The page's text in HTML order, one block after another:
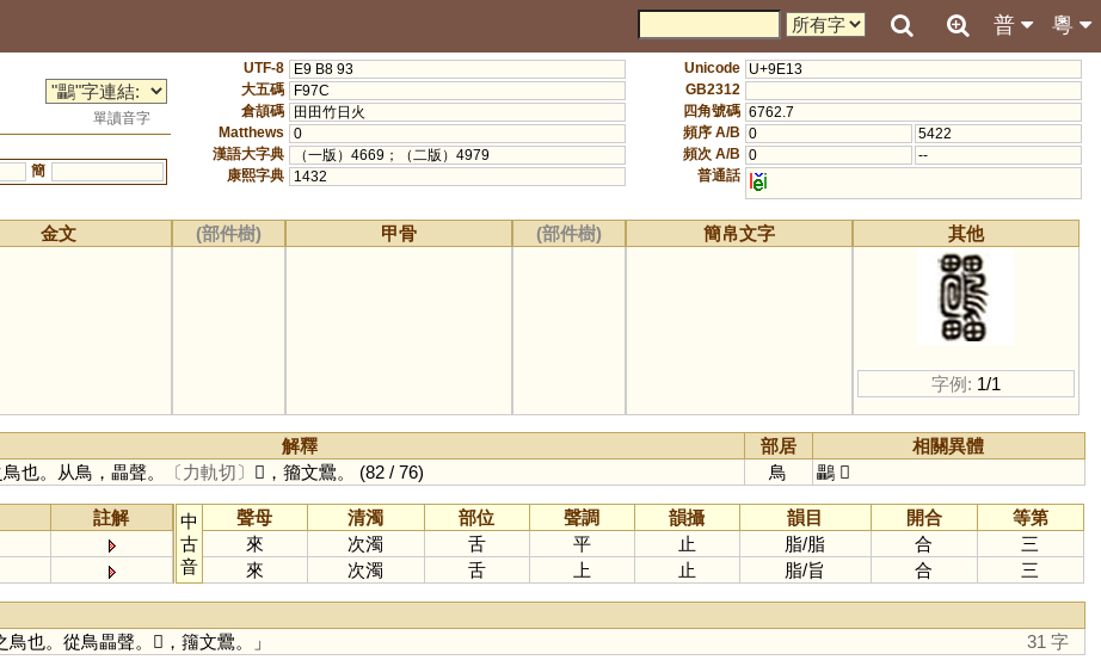
粵
普
單讀音字
簡
UTF-8
E9 B8 93
大五碼
F97C
倉頡碼
田田竹日火
Matthews
0
漢語大字典
（一版）4669；（二版）4979
康熙字典
1432
Unicode U+9E13
GB2312
四角號碼 6762.7
頻序 A/B 0
5422
頻次 A/B 0
--
普通話 l i
金文 (部件樹) 甲骨 (部件樹) 簡帛文字 其他
字例: 1/1
解釋 部居
相關異體
也。从鳥，畾聲。 〔力軌切〕 𤴒，籀文䴎。 (82 / 76) 鳥 鸓 𤴒
註解
中
古
音
聲母 清濁 部位 聲調 韻攝 韻目 開合
等第
來
次濁 舌 平 止 脂/脂 合
三
來
次濁 舌 上 止 脂/旨 合 三
也。從鳥畾聲。𪉀，籒文䴎。」
31 字